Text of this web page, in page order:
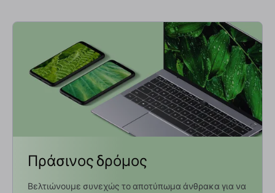
Πράσινος δρόμος
Βελτιώνουμε συνεχώς το αποτύπωμα άνθρακα για να